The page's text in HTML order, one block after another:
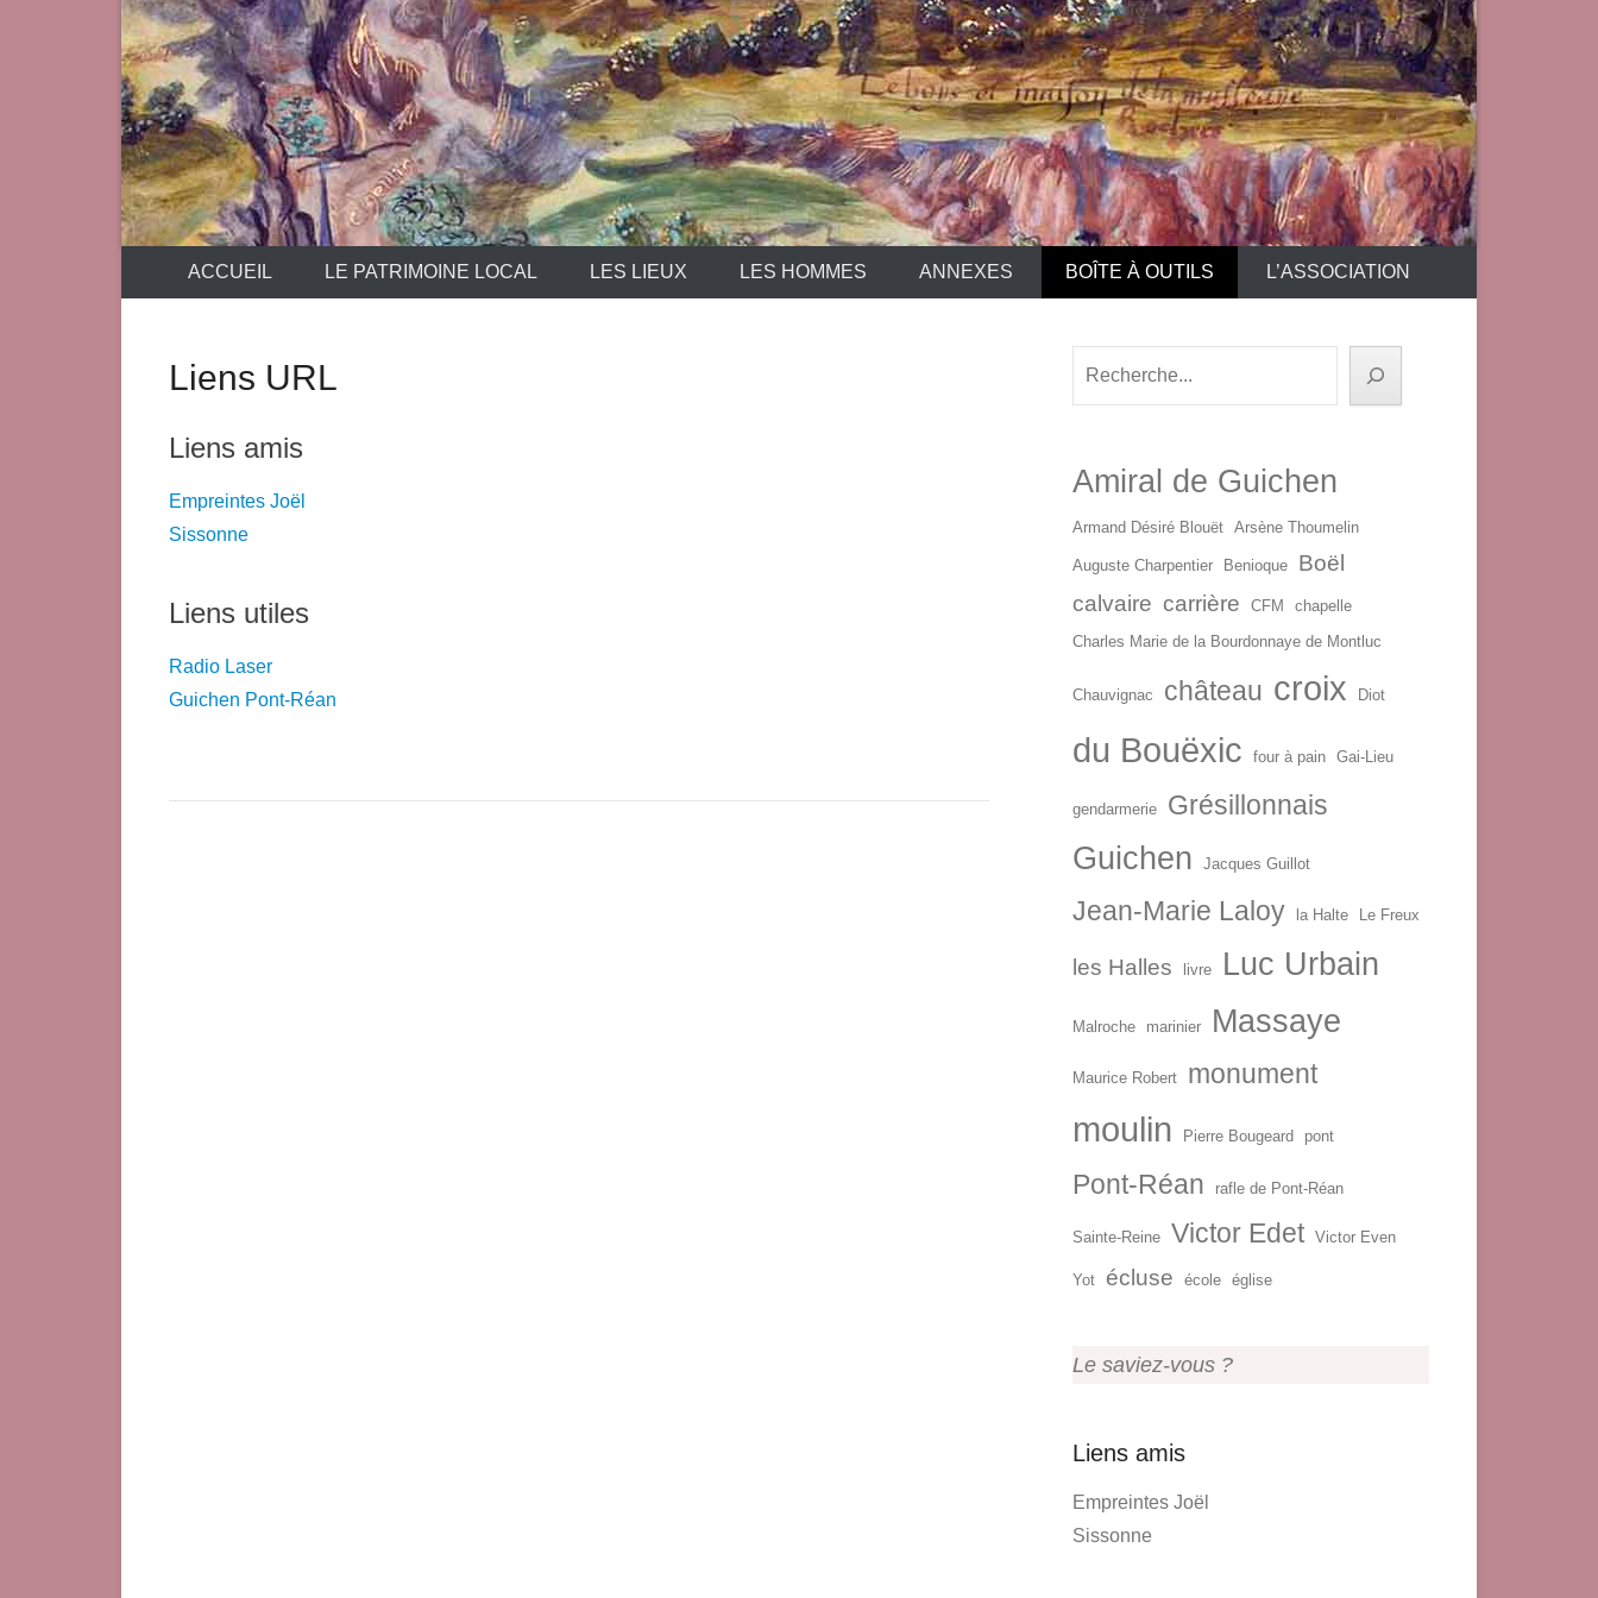
ACCUEIL LE PATRIMOINE LOCAL LES LIEUX LES HOMMES ANNEXES BOÎTE À OUTILS L’ASSOCIATION
Liens URL
Liens amis
Empreintes Joël
Sissonne
Liens utiles
Radio Laser
Guichen Pont-Réan
Amiral de Guichen
Armand Désiré Blouët Arsène Thoumelin
Auguste Charpentier Benioque
Boël
calvaire carrière CFM
chapelle
Charles Marie de la Bourdonnaye de Montluc
Chauvignac château croix Diot
du Bouëxic four à pain Gai-Lieu
gendarmerie Grésillonnais
Guichen Jacques Guillot
Jean-Marie Laloy la Halte Le Freux
les Halles livre Luc Urbain
Malroche marinier Massaye
Maurice Robert monument
moulin Pierre Bougeard pont
Pont-Réan rafle de Pont-Réan
Sainte-Reine Victor Edet Victor Even
Yot écluse école église
Le saviez-vous ?
Liens amis
Empreintes Joël
Sissonne